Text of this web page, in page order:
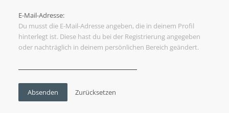
E-Mail-Adresse:
Du musst die E-Mail-Adresse angeben, die in deinem Profil
hinterlegt ist. Diese hast du bei der Registrierung angegeben
oder nachträglich in deinem persönlichen Bereich geändert.